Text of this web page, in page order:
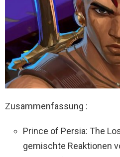
Zusammenfassung :
Prince of Persia: The
gemischte Reaktionen